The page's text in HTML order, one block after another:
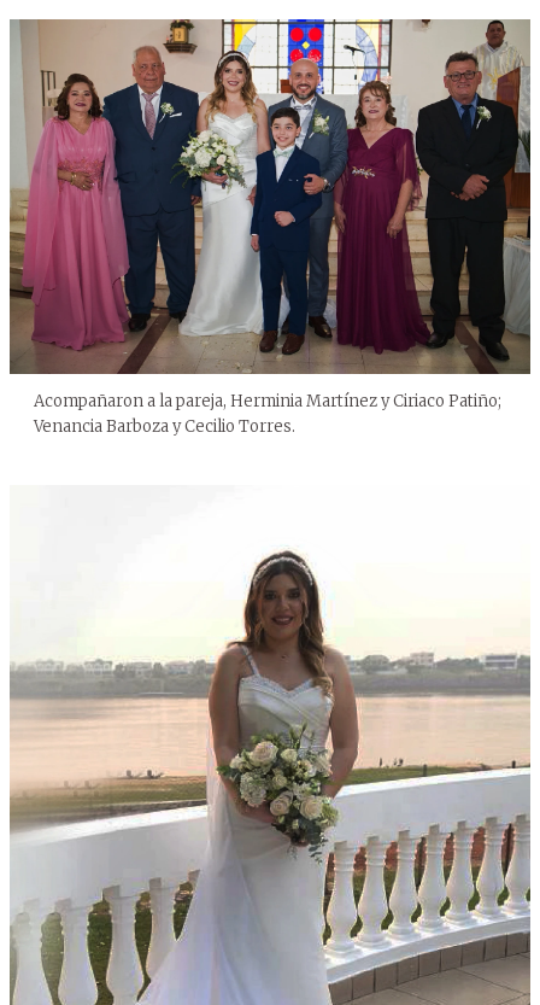
Acompañaron a la pareja, Herminia Martínez y Ciriaco Patiño;
Venancia Barboza y Cecilio Torres.